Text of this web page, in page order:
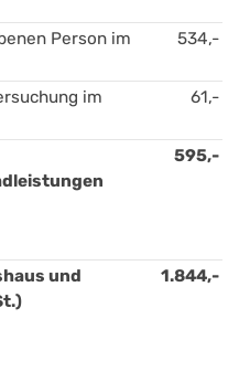
Person im
534,-
im
61,-
595,-
und
1.844,-